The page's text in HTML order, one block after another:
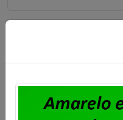
Unisys Brasil –
para
oposição ao
fortalecimento